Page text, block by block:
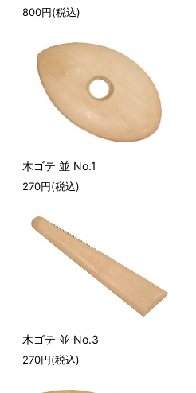
800円(税込)
木ゴテ 並 No.1
270円(税込)
木ゴテ 並 No.3
270円(税込)